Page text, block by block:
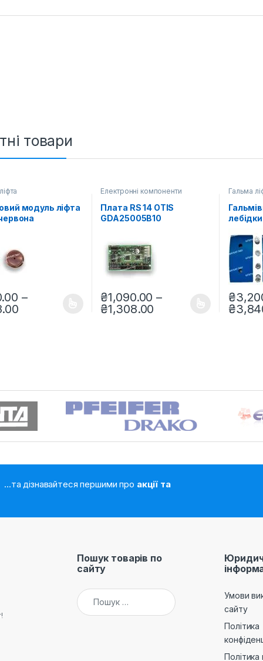
товари
модуль ліфта
–
Діапазон цін: від ₴540.00 до ₴648.00
має кілька варіантів. Параметри можна вибрати на сторінці
Електронні компоненти
Плата RS 14 OTIS
GDA25005B10
₴1,090.00 –
₴1,308.00 Діапазон цін: від
Цей товар має кілька варіантів.
Гальма
₴
₴
Цей
...та дізнавайтеся першими про акції та
Пошук товарів по
сайту
Пошук:
Умови
сайту
Політика
Політика